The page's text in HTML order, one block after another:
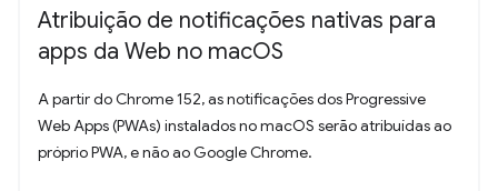
Atribuição de notificações nativas para
apps da Web no macOS
A partir do Chrome 152, as notificações dos Progressive
Web Apps (PWAs) instalados no macOS serão atribuídas ao
próprio PWA, e não ao Google Chrome.